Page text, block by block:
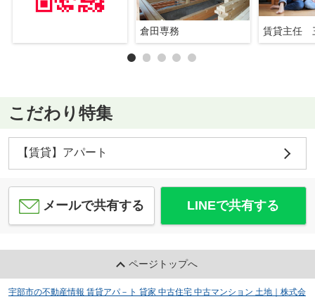
倉田専務 賃貸主任
こだわり特集
【賃貸】アパート
メールで共有する LINEで共有する
ページトップへ
宇部市の不動産情報 賃貸アパ－ト 貸家 中古住宅 中古マンション 土地｜株式会